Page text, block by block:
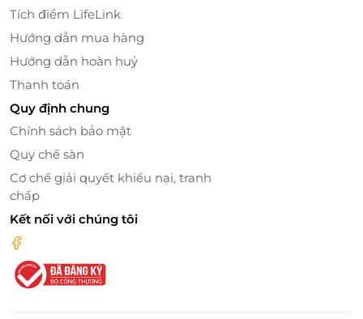
điểm cộng lớn, giúp chuyến nghỉ dưỡng của bạn trở
nên tiện lợi và an tâm hơn bao giờ hết.
Tích điểm LifeLink
Hướng dẫn mua hàng
Hướng dẫn hoàn huỷ
Thanh toán
Quy định chung
Chính sách bảo mật
Quy chế sàn
Cơ chế giải quyết khiếu nại, tranh
chấp
Kết nối với chúng tôi